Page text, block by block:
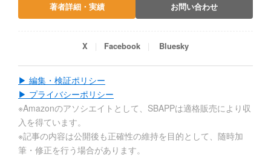
著者詳細・実績 お問い合わせ
X Facebook Bluesky
▶ 編集・検証ポリシー
▶ プライバシーポリシー
※Amazonのアソシエイトとして、SBAPPは適格販売により収
入を得ています。
※記事の内容は公開後も正確性の維持を目的として、随時加
筆・修正を行う場合があります。